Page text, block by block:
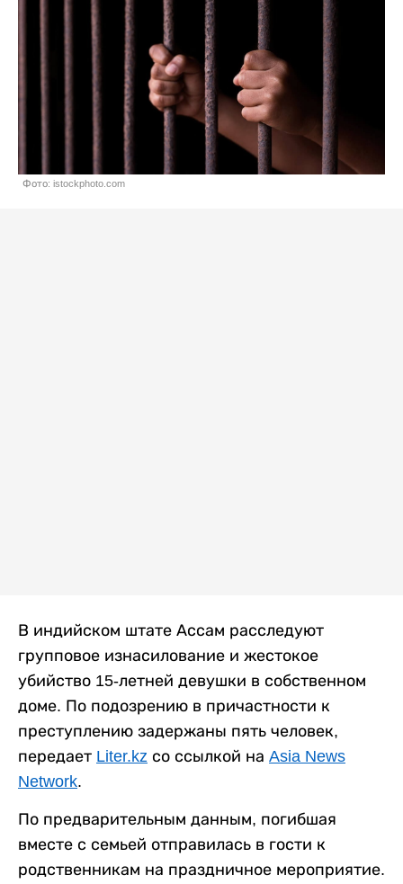
Фото: istockphoto.com
В индийском штате Ассам расследуют
групповое изнасилование и жестокое
убийство 15-летней девушки в собственном
доме. По подозрению в причастности к
преступлению задержаны пять человек,
передает Liter.kz со ссылкой на Asia News
Network.
По предварительным данным, погибшая
вместе с семьей отправилась в гости к
родственникам на праздничное мероприятие.